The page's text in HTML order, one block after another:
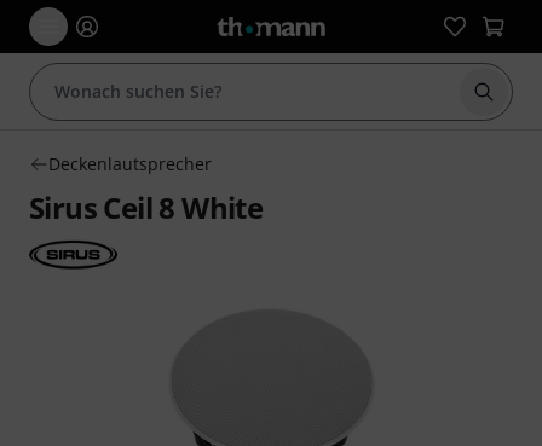
Suche
Deckenlautsprecher
Sirus Ceil 8 White